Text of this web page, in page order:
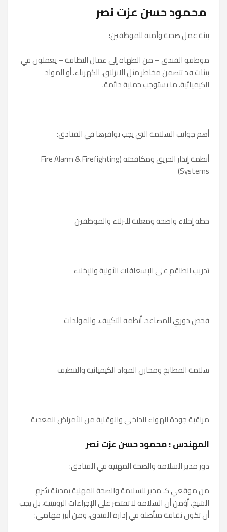
محمود حسن عزت نصر
بيئة عمل صحية وآمنة للموظفين:
موظفو الفندق – من الطهاة إلى عمال النظافة – يعملون في
بيئات قد تتضمن مخاطر مثل الانزلاق، الكهرباء، أو المواد
الكيميائية، ما يستوجب حماية دائمة.
أهم جوانب السلامة التي يجب توافرها في الفنادق:
أنظمة إنذار الحريق ومكافحته (Fire Alarm & Firefighting
Systems)
خطة إخلاء واضحة ومعلنة للنزلاء والموظفين
تدريب الطاقم على الإسعافات الأولية والإخلاء
فحص دوري للمصاعد، أنظمة التكييف، والمولدات
سلامة المطابخ ومخازن المواد الكيميائية والتنظيف
مراقبة جودة الهواء الداخلي والوقاية من الأمراض المعدية
المهندس : محمود حسن عزت نصر
دور مدير السلامة والصحة المهنية في الفنادق:
من موقعي كـ مدير للسلامة والصحة المهنية بمدينة شرم
الشيخ، أؤمن أن السلامة لا تقتصر على الإجراءات الروتينية، بل يجب
أن تكون ثقافة متأصلة في إدارة الفندق، ومن أبرز مهامي: